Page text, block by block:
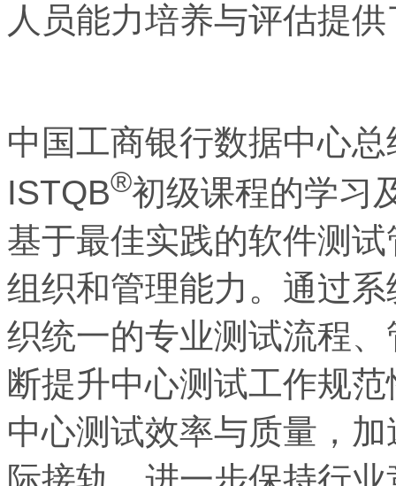
人员能力培养与评估提
中国工商银行数据中心总
ISTQB®初级课程的学习
基于最佳实践的软件测
组织和管理能力。通过
织统一的专业测试流程
断提升中心测试工作规
中心测试效率与质量，